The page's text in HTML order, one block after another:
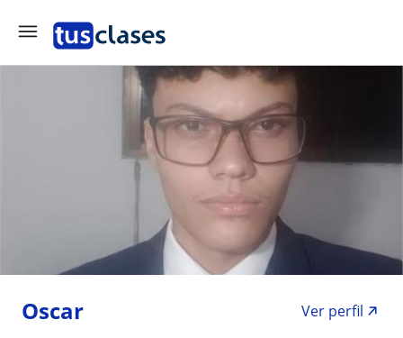
Oscar
Ver perfil